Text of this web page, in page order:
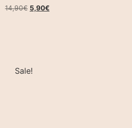
14,90€ 5,90€
Sale!